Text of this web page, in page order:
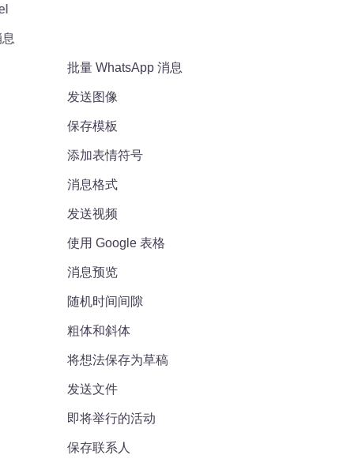
批量 WhatsApp 消息
发送图像
保存模板
添加表情符号
消息格式
发送视频
使用 Google 表格
消息预览
随机时间间隙
粗体和斜体
将想法保存为草稿
发送文件
即将举行的活动
保存联系人